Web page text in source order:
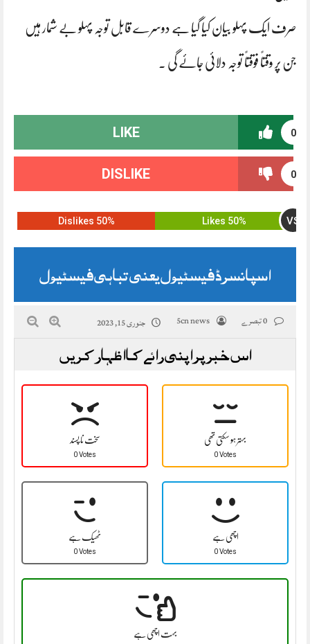
صرف ایک پہلو بیان کیا گیا ہے دوسرے قابل توجہ پہلو بے شمار ہیں
جن پر وقتاً فوقتاً توجہ دلائی جائے گی ۔
0
LIKE
0
DISLIKE
50% Likes VS
50% Dislikes
اسپانسرڈ فیسٹیول یعنی تباہی فیسٹیول
5cn news جنوری 15, 2023
اس خبر پر اپنی رائے کا اظہار کریں
سخت نا پسند
0 Votes
بہتر ہو سکتی تھی
0 Votes
ٹھیک ہے
0 Votes
اچھی ہے
0 Votes
بہت اچھی ہے